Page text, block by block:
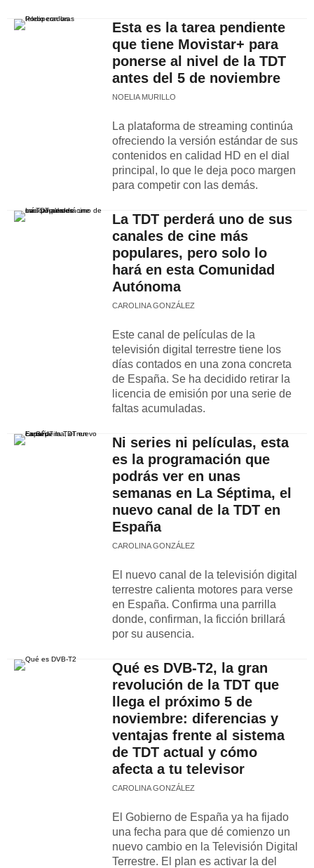
Esta es la tarea pendiente
que tiene Movistar+ para
ponerse al nivel de la TDT
antes del 5 de noviembre
NOELIA MURILLO
La plataforma de streaming continúa
ofreciendo la versión estándar de sus
contenidos en calidad HD en el dial
principal, lo que le deja poco margen
para competir con las demás.
La TDT perderá uno de sus
canales de cine más
populares, pero solo lo
hará en esta Comunidad
Autónoma
CAROLINA GONZÁLEZ
Este canal de películas de la
televisión digital terrestre tiene los
días contados en una zona concreta
de España. Se ha decidido retirar la
licencia de emisión por una serie de
faltas acumuladas.
Ni series ni películas, esta
es la programación que
podrás ver en unas
semanas en La Séptima, el
nuevo canal de la TDT en
España
CAROLINA GONZÁLEZ
El nuevo canal de la televisión digital
terrestre calienta motores para verse
en España. Confirma una parrilla
donde, confirman, la ficción brillará
por su ausencia.
Qué es DVB-T2, la gran
revolución de la TDT que
llega el próximo 5 de
noviembre: diferencias y
ventajas frente al sistema
de TDT actual y cómo
afecta a tu televisor
CAROLINA GONZÁLEZ
El Gobierno de España ya ha fijado
una fecha para que dé comienzo un
nuevo cambio en la Televisión Digital
Terrestre. El plan es activar la del